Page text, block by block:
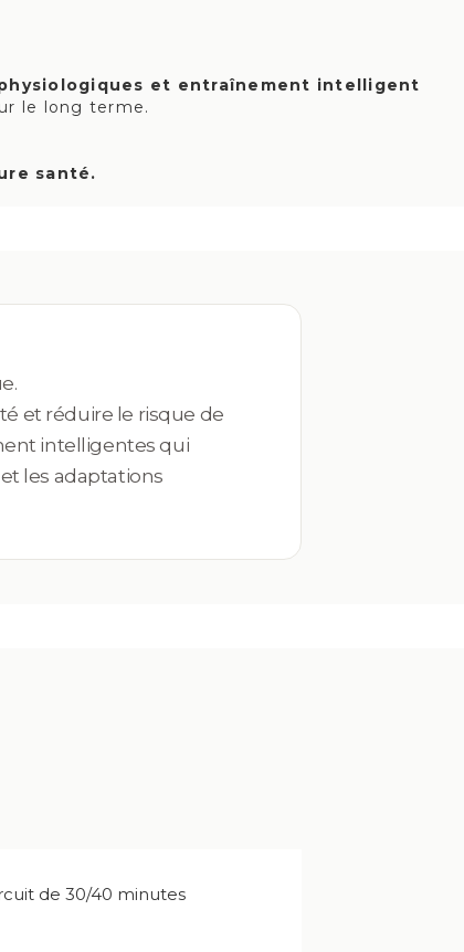
et entraînement intelligent
le long terme.
santé.
et réduire le risque de
intelligentes qui
les adaptations
de 30/40 minutes